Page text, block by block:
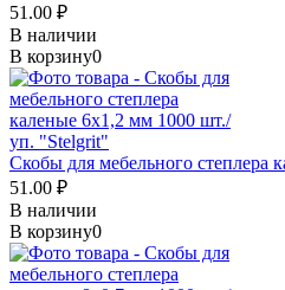
51.00 ₽
В наличии
В корзину0
Скобы для мебельного
51.00 ₽
В наличии
В корзину0